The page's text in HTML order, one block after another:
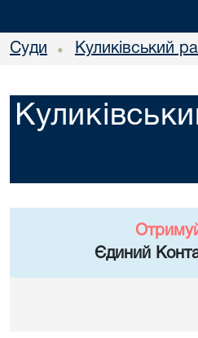
Суди • Куликівський
Єдиний